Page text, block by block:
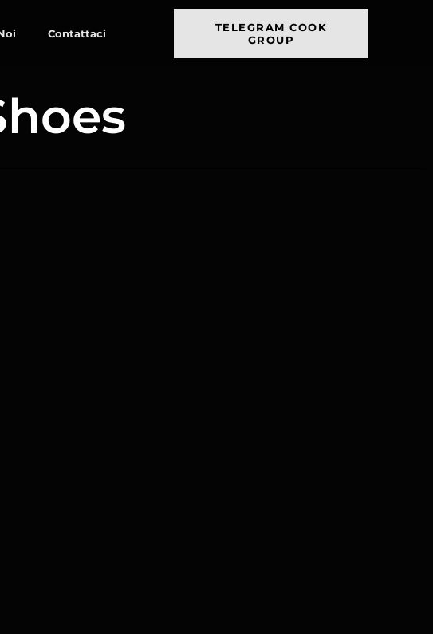
Contattaci
TELEGRAM COOK
GROUP